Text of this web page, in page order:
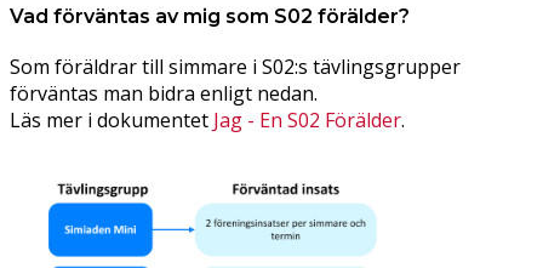
Vad förväntas av mig som S02 förälder?
Som föräldrar till simmare i S02:s tävlingsgrupper
förväntas man bidra enligt nedan.
Läs mer i dokumentet Jag - En S02 Förälder.